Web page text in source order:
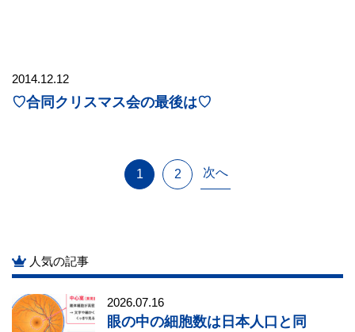
2014.12.12
♡合同クリスマス会の最後は♡
1 2 次へ
人気の記事
2026.07.16
眼の中の細胞数は日本人口と同